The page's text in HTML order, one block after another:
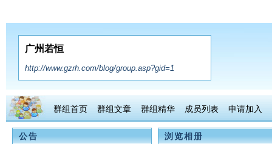
广州若恒
http://www.gzrh.com/blog/group.asp?gid=1
群组首页 群组文章 群组精华 成员列表 申请加入
公告 浏览相册